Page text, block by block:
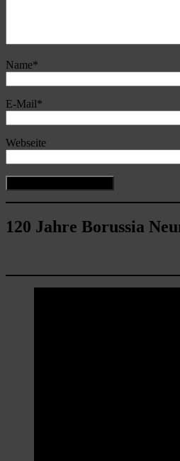
Name*
E-Mail*
Webseite
120 Jahre Borussia